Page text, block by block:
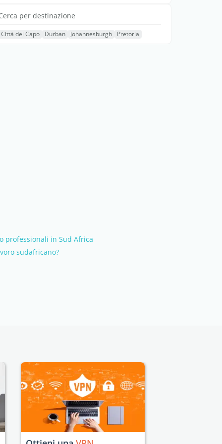
per destinazione
Città del Capo Durban Johannesburgh Pretoria
professionali in Sud Africa
sudafricano?